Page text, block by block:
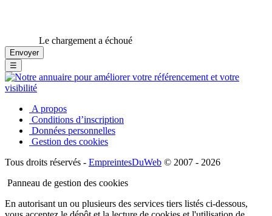
Le chargement a échoué
☰
A propos
Conditions d’inscription
Données personnelles
Gestion des cookies
Tous droits réservés - EmpreintesDuWeb © 2007 - 2026
Panneau de gestion des cookies
En autorisant un ou plusieurs des services tiers listés ci-dessous,